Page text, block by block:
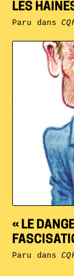
« LE
Paru dans
LES
Paru dans